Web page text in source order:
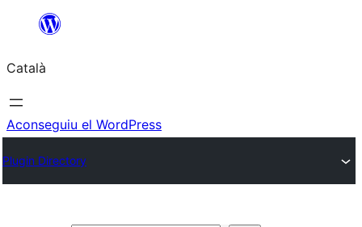
contingut
Català
Aconseguiu el WordPress
Plugin Directory